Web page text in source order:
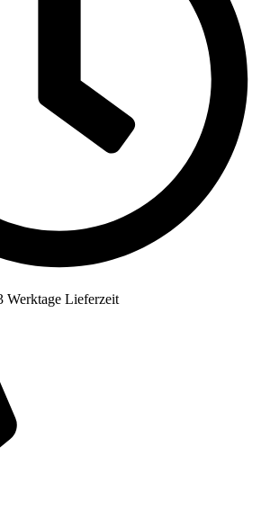
Werktage Lieferzeit